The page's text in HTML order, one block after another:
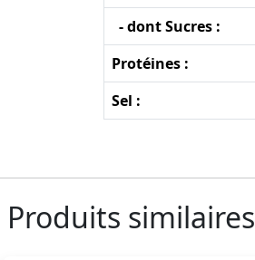
- dont Sucres :
Protéines :
Sel :
Produits similaires